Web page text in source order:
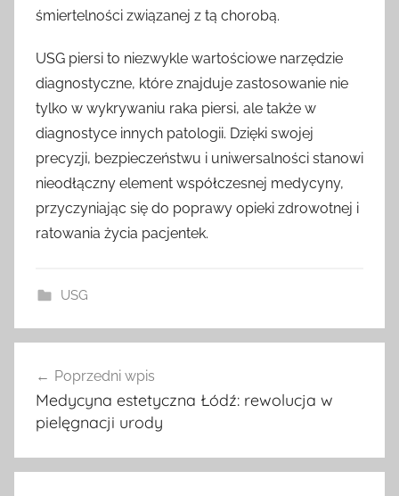
śmiertelności związanej z tą chorobą.
USG piersi to niezwykle wartościowe narzędzie
diagnostyczne, które znajduje zastosowanie nie
tylko w wykrywaniu raka piersi, ale także w
diagnostyce innych patologii. Dzięki swojej
precyzji, bezpieczeństwu i uniwersalności stanowi
nieodłączny element współczesnej medycyny,
przyczyniając się do poprawy opieki zdrowotnej i
ratowania życia pacjentek.
USG
wpisu
Poprzedni wpis
Medycyna estetyczna Łódź: rewolucja w
pielęgnacji urody